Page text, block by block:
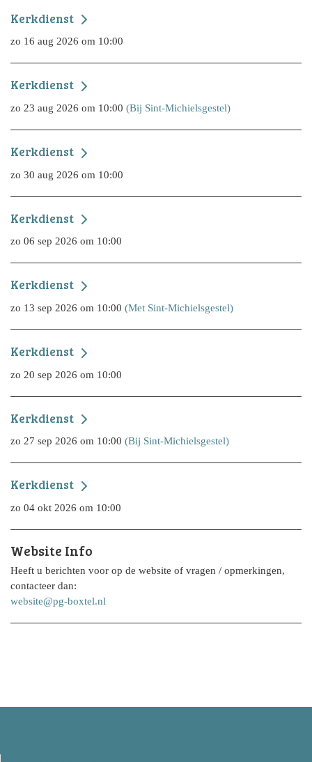
Kerkdienst
zo 16 aug 2026 om 10:00
Kerkdienst
zo 23 aug 2026 om 10:00 (Bij Sint-Michielsgestel)
Kerkdienst
zo 30 aug 2026 om 10:00
Kerkdienst
zo 06 sep 2026 om 10:00
Kerkdienst
zo 13 sep 2026 om 10:00 (Met Sint-Michielsgestel)
Kerkdienst
zo 20 sep 2026 om 10:00
Kerkdienst
zo 27 sep 2026 om 10:00 (Bij Sint-Michielsgestel)
Kerkdienst
zo 04 okt 2026 om 10:00
Website Info
Heeft u berichten voor op de website of vragen / opmerkingen,
contacteer dan:
website@pg-boxtel.nl